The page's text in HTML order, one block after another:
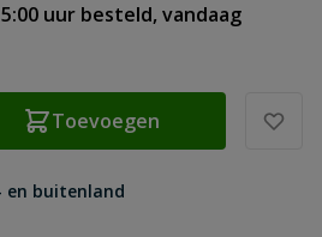
uur besteld, vandaag
Toevoegen
en buitenland